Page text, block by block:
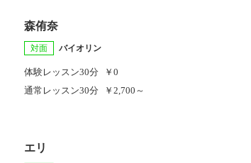
森侑奈
対面 バイオリン
体験レッスン30分
￥0
通常レッスン30分 ￥2,700～
エリ